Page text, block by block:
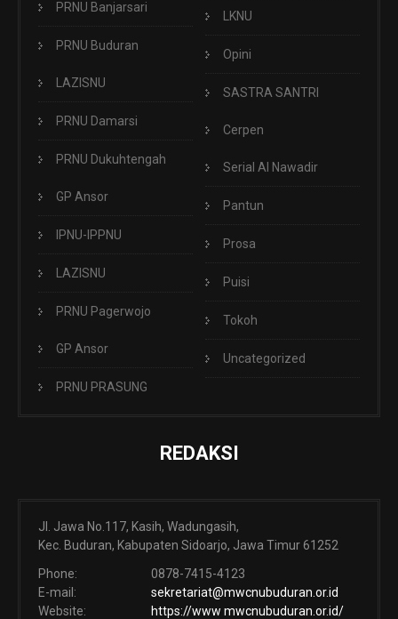
PRNU Banjarsari
PRNU Buduran
LAZISNU
PRNU Damarsi
PRNU Dukuhtengah
GP Ansor
IPNU-IPPNU
LAZISNU
PRNU Pagerwojo
GP Ansor
PRNU PRASUNG
LKNU
Opini
SASTRA SANTRI
Cerpen
Serial Al Nawadir
Pantun
Prosa
Puisi
Tokoh
Uncategorized
REDAKSI
Jl. Jawa No.117, Kasih, Wadungasih,
Kec. Buduran, Kabupaten Sidoarjo, Jawa Timur 61252
Phone:
0878-7415-4123
E-mail:
sekretariat@mwcnubuduran.or.id
Website:
https://www mwcnubuduran.or.id/